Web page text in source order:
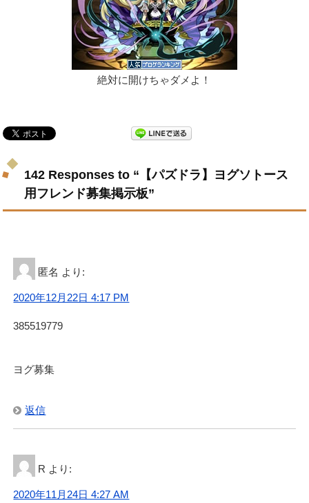
絶対に開けちゃダメよ！
142 Responses to “【パズドラ】ヨグソトース
用フレンド募集掲示板”
匿名 より:
2020年12月22日 4:17 PM
385519779
ヨグ募集
返信
R より:
2020年11月24日 4:27 AM